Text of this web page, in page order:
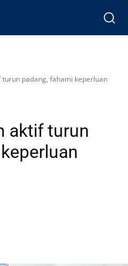
turun padang, fahami keperluan
aktif turun